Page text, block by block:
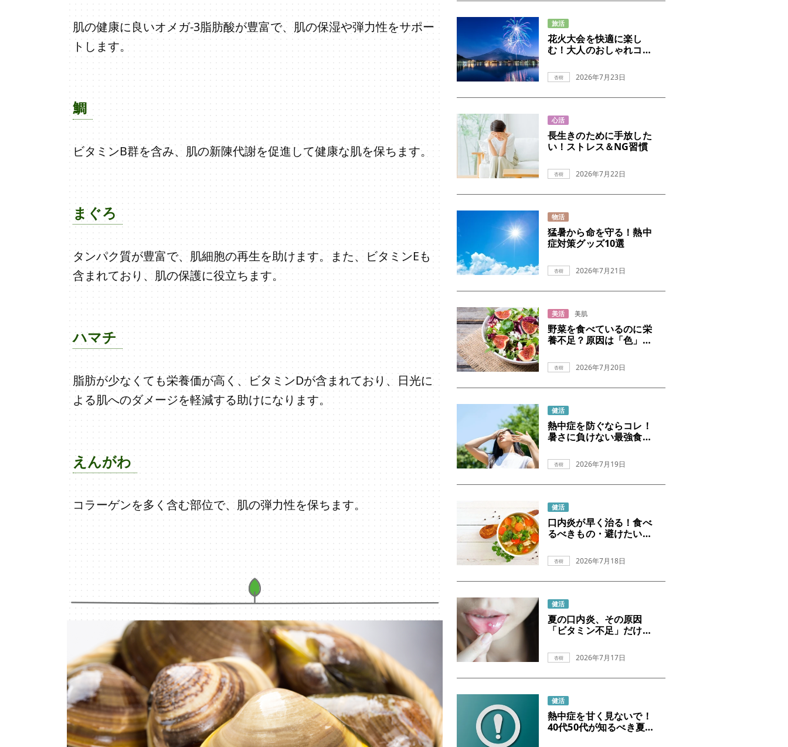
肌の健康に良いオメガ-3脂肪酸が豊富で、肌の保湿や弾力性をサポー
トします。
鯛
ビタミンB群を含み、肌の新陳代謝を促進して健康な肌を保ちます。
まぐろ
タンパク質が豊富で、肌細胞の再生を助けます。また、ビタミンEも
含まれており、肌の保護に役立ちます。
ハマチ
脂肪が少なくても栄養価が高く、ビタミンDが含まれており、日光に
よる肌へのダメージを軽減する助けになります。
えんがわ
コラーゲンを多く含む部位で、肌の弾力性を保ちます。
旅活
花火大会を快適に楽し
む！大人のおしゃれコー
杏樹 2026年7月23日
心活
長生きのために手放した
い！ストレス＆NG習慣
杏樹 2026年7月22日
物活
猛暑から命を守る！熱中
症対策グッズ10選
杏樹 2026年7月21日
美活 美肌
野菜を食べているのに栄
養不足？原因は「色」だ
杏樹 2026年7月20日
健活
熱中症を防ぐならコレ！
暑さに負けない最強食べ
杏樹 2026年7月19日
健活
口内炎が早く治る！食べ
るべきもの・避けたいも
杏樹 2026年7月18日
健活
夏の口内炎、その原因
「ビタミン不足」だけじ
杏樹 2026年7月17日
健活
熱中症を甘く見ないで！
40代50代が知るべき夏の